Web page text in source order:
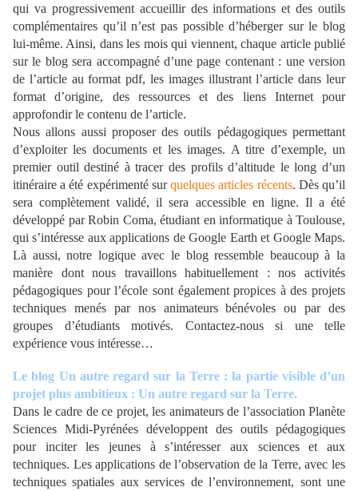
qui va progressivement accueillir des informations et des outils
complémentaires qu’il n’est pas possible d’héberger sur le blog
lui-même. Ainsi, dans les mois qui viennent, chaque article publié
sur le blog sera accompagné d’une page contenant : une version
de l’article au format pdf, les images illustrant l’article dans leur
format d’origine, des ressources et des liens Internet pour
approfondir le contenu de l’article.
Nous allons aussi proposer des outils pédagogiques permettant
d’exploiter les documents et les images. A titre d’exemple, un
premier outil destiné à tracer des profils d’altitude le long d’un
itinéraire a été expérimenté surquelques articles récents. Dès qu’il
sera complètement validé, il sera accessible en ligne. Il a été
développé par Robin Coma, étudiant en informatique à Toulouse,
qui s’intéresse aux applications de Google Earth et Google Maps.
Là aussi, notre logique avec le blog ressemble beaucoup à la
manière dont nous travaillons habituellement : nos activités
pédagogiques pour l’école sont également propices à des projets
techniques menés par nos animateurs bénévoles ou par des
groupes d’étudiants motivés. Contactez-nous si une telle
expérience vous intéresse…
Le blog Un autre regard sur la Terre : la partie visible d’un
projet plus ambitieux : Un autre regard sur la Terre.
Dans le cadre de ce projet, les animateurs de l’association Planète
Sciences Midi-Pyrénées développent des outils pédagogiques
pour inciter les jeunes à s’intéresser aux sciences et aux
techniques. Les applications de l’observation de la Terre, avec les
techniques spatiales aux services de l’environnement, sont une